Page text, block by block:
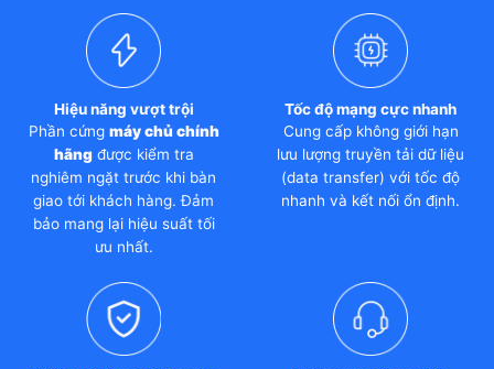
Hiệu năng vượt trội
Phần cứng máy chủ chính
hãngđược kiểm tra
nghiêm ngặt trước khi bàn
giao tới khách hàng. Đảm
bảo mang lại hiệu suất tối
ưu nhất.
Tốc độ mạng cực nhanh
Cung cấp không giới hạn
lưu lượng truyền tải dữ liệu
(data transfer) với tốc độ
nhanh và kết nối ổn định.